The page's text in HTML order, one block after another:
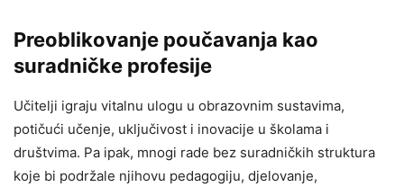
Preoblikovanje poučavanja kao
suradničke profesije
Učitelji igraju vitalnu ulogu u obrazovnim sustavima,
potičući učenje, uključivost i inovacije u školama i
društvima. Pa ipak, mnogi rade bez suradničkih struktura
koje bi podržale njihovu pedagogiju, djelovanje,